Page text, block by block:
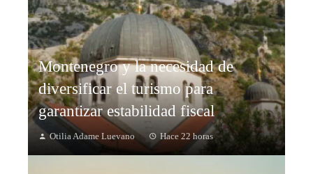
Montenegro y la necesidad de
diversificar el turismo para
garantizar estabilidad fiscal
Otilia Adame Luevano Hace 22 horas